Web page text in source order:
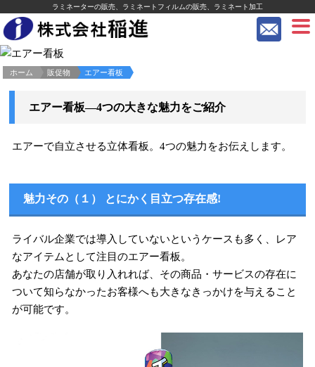
ラミネーターの販売、ラミネートフィルムの販売、ラミネート加工
ホーム 販促物 エアー看板
エアー看板―4つの大きな魅力をご紹介
エアーで自立させる立体看板。4つの魅力をお伝えします。
魅力その（１） とにかく目立つ存在感!
ライバル企業では導入していないというケースも多く、レア
なアイテムとして注目のエアー看板。
あなたの店舗が取り入れれば、その商品・サービスの存在に
ついて知らなかったお客様へも大きなきっかけを与えること
が可能です。